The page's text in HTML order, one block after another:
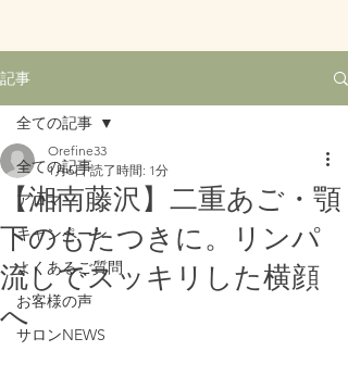
記事
全ての記事
アロマ
キャンペーン
よくあるご質問
お客様の声
サロンNEWS
全ての記事
【湘南藤沢】二重あご・顎
下のもたつきに。リンパ
流しでスッキリした横顔
へ
Orefine33
1月6日 読了時間: 1分